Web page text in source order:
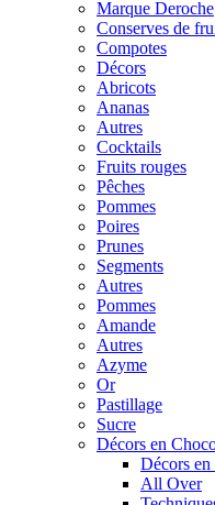
Marque Deroche
Conserves de
Compotes
Décors
Abricots
Ananas
Autres
Cocktails
Fruits rouges
Pêches
Pommes
Poires
Prunes
Segments
Autres
Pommes
Amande
Autres
Azyme
Or
Pastillage
Sucre
Décors en
Décors
All Over